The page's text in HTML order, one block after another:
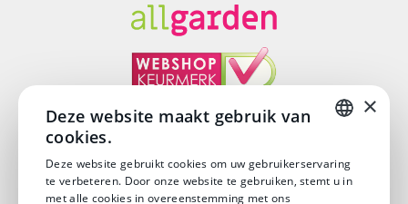
DUTCH
×
Deze website maakt gebruik van
cookies.
Deze website gebruikt cookies om uw gebruikerservaring
te verbeteren. Door onze website te gebruiken, stemt u in
met alle cookies in overeenstemming met ons